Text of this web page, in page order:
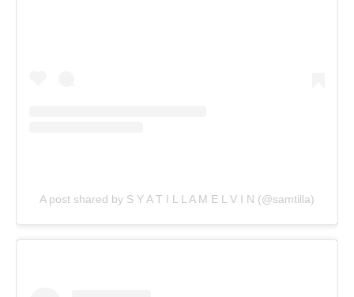
A post shared by S Y A T I L L A M E L V I N (@samtilla)